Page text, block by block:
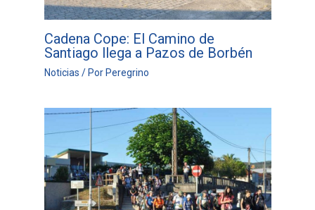
Cadena Cope: El Camino de
Santiago llega a Pazos de Borbén
Noticias / Por Peregrino